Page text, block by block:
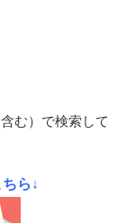
む）で検索して
ら↓